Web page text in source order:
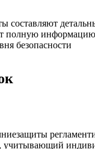
составляют
полную
безопасности
учитывающий